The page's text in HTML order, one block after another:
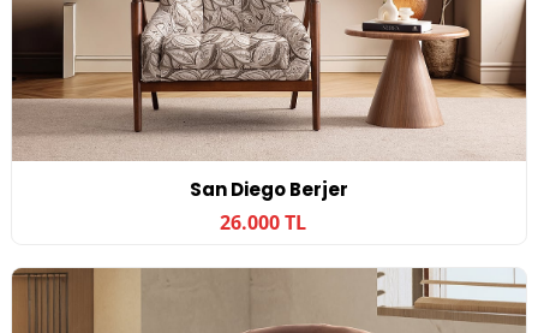
San Diego Berjer
26.000 TL